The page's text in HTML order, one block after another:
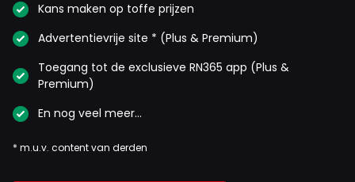
Kans maken op toffe prijzen
Advertentievrije site * (Plus & Premium)
Toegang tot de exclusieve RN365 app (Plus &
Premium)
En nog veel meer…
* m.u.v. content van derden